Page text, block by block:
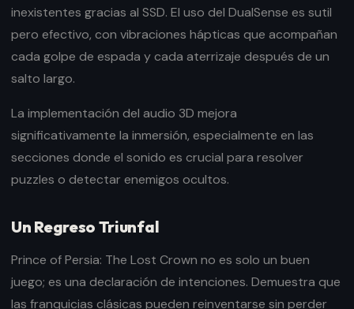
inexistentes gracias al SSD. El uso del DualSense es sutil
pero efectivo, con vibraciones hápticas que acompañan
cada golpe de espada y cada aterrizaje después de un
salto largo.
La implementación del audio 3D mejora
significativamente la inmersión, especialmente en las
secciones donde el sonido es crucial para resolver
puzzles o detectar enemigos ocultos.
Un Regreso Triunfal
Prince of Persia: The Lost Crown no es solo un buen
juego; es una declaración de intenciones. Demuestra que
las franquicias clásicas pueden reinventarse sin perder